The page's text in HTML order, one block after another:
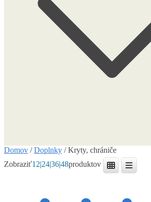
Domov /Doplnky /Kryty, chrániče
Zobraziť12|24|36|48produktov